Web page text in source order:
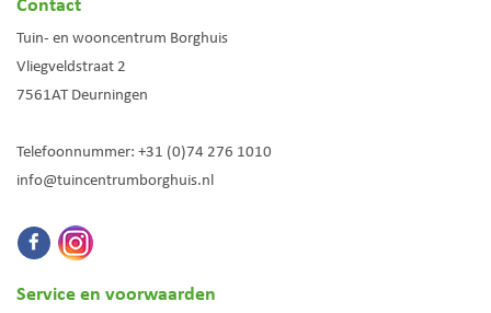
Tuin- en wooncentrum Borghuis
Vliegveldstraat 2
7561AT Deurningen
Telefoonnummer: +31 (0)74 276 1010
info@tuincentrumborghuis.nl
Service en voorwaarden